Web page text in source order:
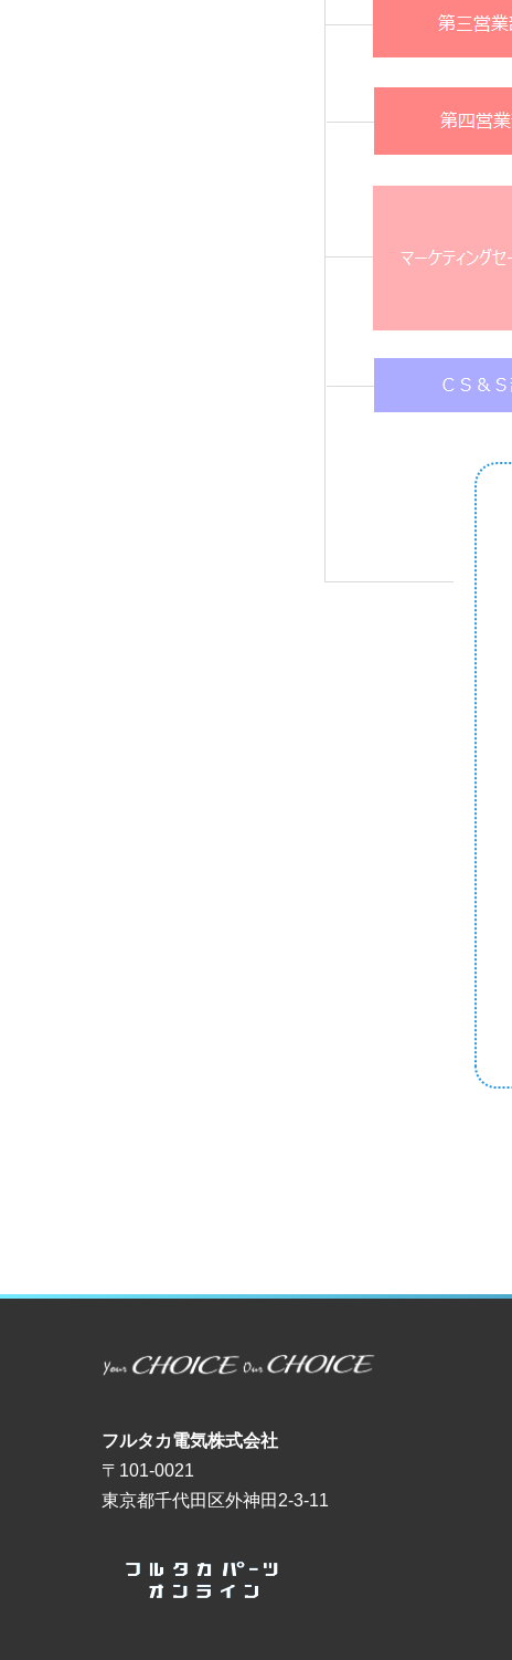
フルタカ電気株式会社
〒101-0021
東京都千代田区外神田2-3-11